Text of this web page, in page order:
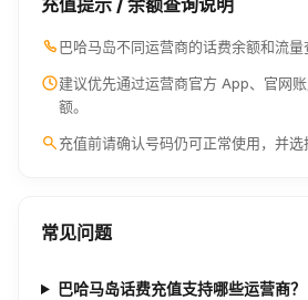
充值提示 / 余额查询说明
巴哈马岛不同运营商的话费余额和流量
建议优先通过运营商官方 App、官网
额。
充值前请确认号码仍可正常使用，并选
常见问题
巴哈马岛话费充值支持哪些运营商？